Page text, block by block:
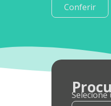
Conferir